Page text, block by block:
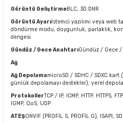
Görüntü GeliştirmeBLC, 3D DNR
Görüntü Ayarıİstemci yazılımı veya web
döndürme modu, doygunluk, parlaklık,
dengesi
Gündüz / Gece AnahtarıGündüz / Gece
Ağ
Ağ DepolamamicroSD / SDHC / SDXC
günlük depolamayı destekler), yerel
ProtokollerTCP / IP, ICMP, HTTP, HTTPS,
IGMP, QoS, UDP
ATEŞONVIF (PROFİL S, PROFİL G), ISAPI,